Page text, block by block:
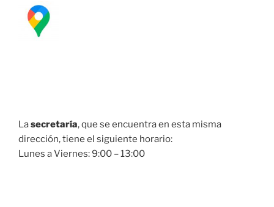
Lasecretaría, que se encuentra en esta misma
dirección, tiene el siguiente horario:
Lunes a Viernes: 9:00 – 13:00